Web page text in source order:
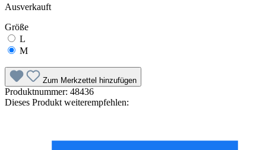
Ausverkauft
Größe
L
M
Zum Merkzettel hinzufügen
Produktnummer: 48436
Dieses Produkt weiterempfehlen: